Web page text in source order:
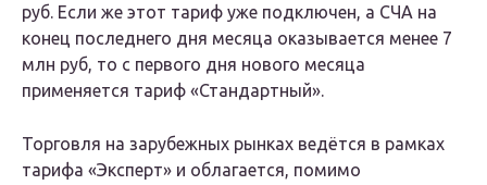
руб. Если же этот тариф уже подключен, а СЧА на
конец последнего дня месяца оказывается менее 7
млн руб, то с первого дня нового месяца
применяется тариф «Стандартный».
Торговля на зарубежных рынках ведётся в рамках
тарифа «Эксперт» и облагается, помимо